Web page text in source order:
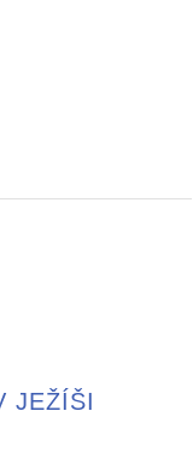
JEŽÍŠI